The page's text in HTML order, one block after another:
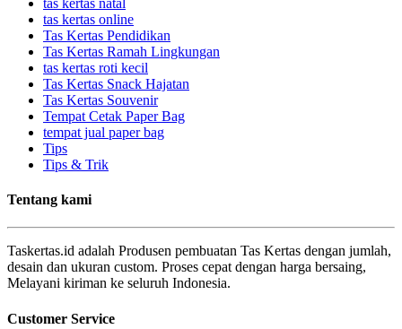
tas kertas online
Tas Kertas Pendidikan
Tas Kertas Ramah Lingkungan
tas kertas roti kecil
Tas Kertas Snack Hajatan
Tas Kertas Souvenir
Tempat Cetak Paper Bag
tempat jual paper bag
Tips
Tips & Trik
Tentang kami
Taskertas.id adalah Produsen pembuatan Tas Kertas dengan jumlah,
desain dan ukuran custom. Proses cepat dengan harga bersaing,
Melayani kiriman ke seluruh Indonesia.
Customer Service